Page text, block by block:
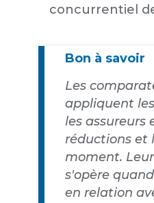
concurrentiel
Bon à savoir
Les
appliquent
les assureurs
réductions et
moment.
s'opère
en relation